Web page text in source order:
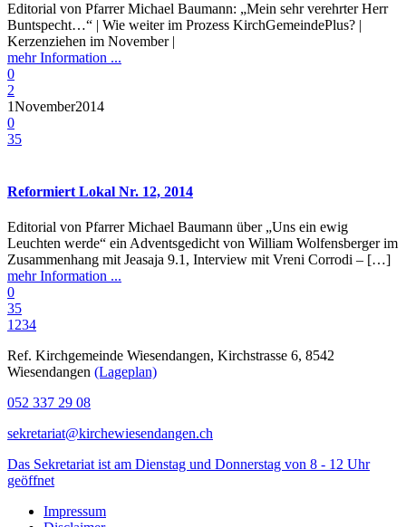
Editorial von Pfarrer Michael Baumann: „Mein sehr verehrter Herr
Buntspecht…“ | Wie weiter im Prozess KirchGemeindePlus? |
Kerzenziehen im November |
mehr Information ...
0
2
1November2014
0
35
Reformiert Lokal Nr. 12, 2014
Editorial von Pfarrer Michael Baumann über „Uns ein ewig
Leuchten werde“ ein Adventsgedicht von William Wolfensberger im
Zusammenhang mit Jeasaja 9.1, Interview mit Vreni Corrodi – […]
mehr Information ...
0
35
1 234
Ref. Kirchgemeinde Wiesendangen, Kirchstrasse 6, 8542
Wiesendangen (Lageplan)
052 337 29 08
sekretariat@kirchewiesendangen.ch
Das Sekretariat ist am Dienstag und Donnerstag von 8 - 12 Uhr
geöffnet
Impressum